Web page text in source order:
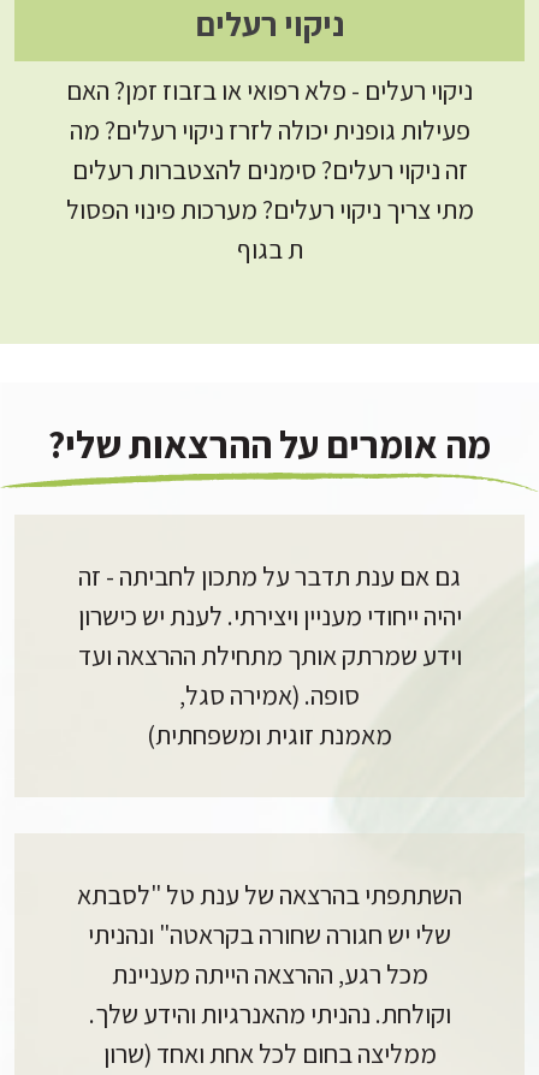
ניקוי רעלים
ניקוי רעלים - פלא רפואי או בזבוז זמן? האם
פעילות גופנית יכולה לזרז ניקוי רעלים? מה
זה ניקוי רעלים? סימנים להצטברות רעלים
מתי צריך ניקוי רעלים? מערכות פינוי הפסול
ת בגוף
מה אומרים על ההרצאות שלי?
גם אם ענת תדבר על מתכון לחביתה - זה
יהיה ייחודי מעניין ויצירתי. לענת יש כישרון
וידע שמרתק אותך מתחילת ההרצאה ועד
סופה. (אמירה סגל,
מאמנת זוגית ומשפחתית)
השתתפתי בהרצאה של ענת טל "לסבתא
שלי יש חגורה שחורה בקראטה" ונהניתי
מכל רגע, ההרצאה הייתה מעניינת
וקולחת. נהניתי מהאנרגיות והידע שלך.
ממליצה בחום לכל אחת ואחד (שרון